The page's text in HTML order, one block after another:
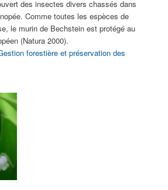
des insectes divers chassés dans
Comme toutes les espèces de
le murin de Bechstein est protégé au
(Natura 2000).
forestière et préservation des